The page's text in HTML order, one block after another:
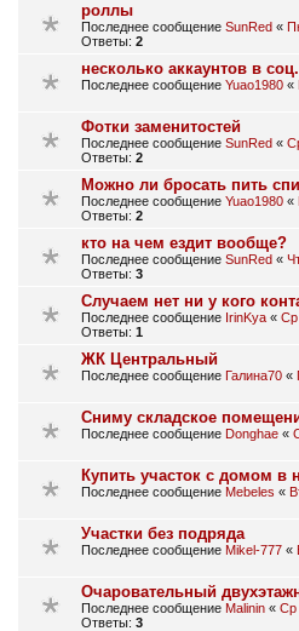
роллы
Последнее сообщение SunRed «
Ответы: 2
несколько аккаунтов в
Последнее сообщение Yuao1980 «
Фотки заменитостей
Последнее сообщение SunRed «
Ответы: 2
Можно ли бросать пить
Последнее сообщение Yuao1980 «
Ответы: 2
кто на чем ездит вообще?
Последнее сообщение SunRed «
Ответы: 3
Случаем нет ни у кого
Последнее сообщение IrinKya « Ср
Ответы: 1
ЖК Центральный
Последнее сообщение Галина70 «
Сниму складское
Последнее сообщение Donghae «
Купить участок с домом в
Последнее сообщение Mebeles «
Участки без подряда
Последнее сообщение Mikel-777 «
Очаровательный
Последнее сообщение Malinin « Ср
Ответы: 3